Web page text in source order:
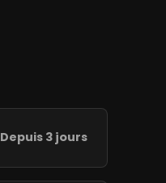
Depuis 3 jours